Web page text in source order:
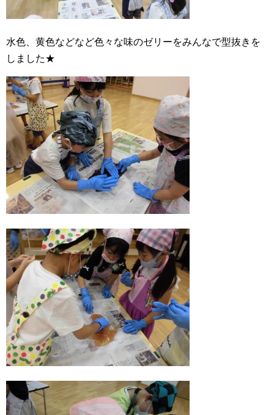
水色、黄色などなど色々な味のゼリーをみんなで型抜きを
しました★